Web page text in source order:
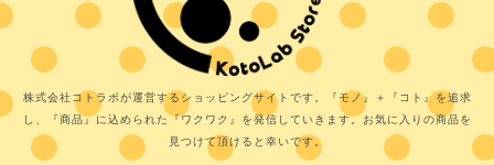
株式会社コトラボが運営するショッピングサイトです。『モノ』＋『コト』を追求
し、『商品』に込められた『ワクワク』を発信していきます。お気に入りの商品を
見つけて頂けると幸いです。